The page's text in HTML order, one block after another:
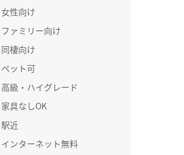
女性向け
ファミリー向け
同棲向け
ペット可
高級・ハイグレード
家具なしOK
駅近
インターネット無料